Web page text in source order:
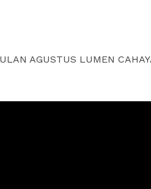
AGUSTUS LUMEN